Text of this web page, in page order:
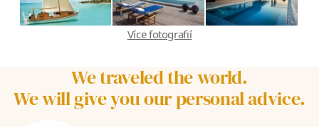
Více fotografií
We traveled the world.
We will give you our personal advice.